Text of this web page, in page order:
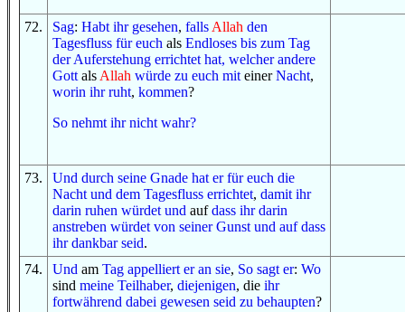
72. Sag: Habt ihr gesehen, falls Allah den
Tagesfluss für euch als Endloses bis zum Tag
der Auferstehung errichtet hat, welcher andere
Gott als Allah würde zu euch mit einerNacht,
worin ihr ruht, kommen?
So nehmt ihrnicht wahr?
73. Und durch seine Gnade hat er für euch die
Nacht und dem Tagesfluss errichtet, damit ihr
darin ruhen würdet und aufdass ihr darin
anstreben würdet von seiner Gunst und auf dass
ihr dankbar seid.
74. Und am Tag appelliert er an sie, So sagt er: Wo
sind meine Teilhaber, diejenigen, die ihr
fortwährend dabei gewesen seid zu behaupten?